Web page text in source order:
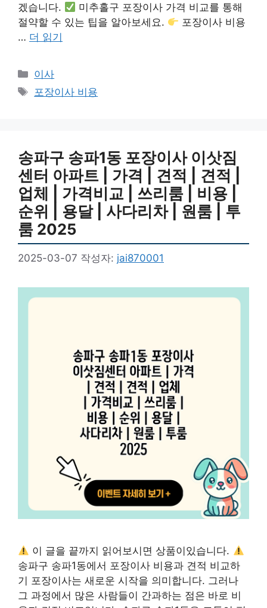
겠습니다.
미추홀구 포장이사 가격 비교를 통해
절약할 수 있는 팁을 알아보세요.
포장이사 비용
… 더 읽기
카
테
이사
태
포장이사 비용
송파구 송파1동 포장이사 이삿짐
센터 아파트 | 가격 | 견적 | 견적 |
업체 | 가격비교 | 쓰리룸 | 비용 |
순위 | 용달 | 사다리차 | 원룸 | 투
룸 2025
2025-03-07 작성자: jai870001
이 글을 끝까지 읽어보시면 상품이있습니다.
송파구 송파1동에서 포장이사 비용과 견적 비교하
기 포장이사는 새로운 시작을 의미합니다. 그러나
그 과정에서 많은 사람들이 간과하는 점은 바로 비